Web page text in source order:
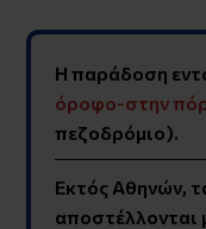
Η παράδοση
όροφο-στην
πεζοδρόμιο).
Εκτός Αθηνών,
αποστέλλονται